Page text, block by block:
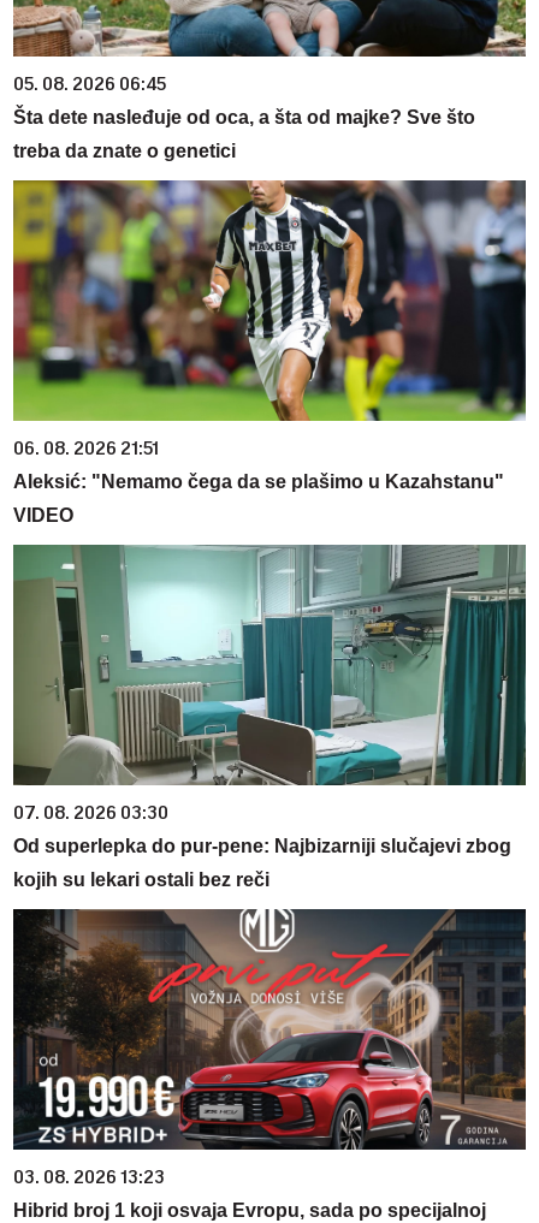
05. 08. 2026 06:45
Šta dete nasleđuje od oca, a šta od majke? Sve što
treba da znate o genetici
06. 08. 2026 21:51
Aleksić: "Nemamo čega da se plašimo u Kazahstanu"
VIDEO
07. 08. 2026 03:30
Od superlepka do pur-pene: Najbizarniji slučajevi zbog
kojih su lekari ostali bez reči
03. 08. 2026 13:23
Hibrid broj 1 koji osvaja Evropu, sada po specijalnoj